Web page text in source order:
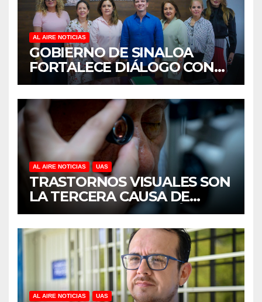
AL AIRE NOTICIAS
GOBIERNO DE SINALOA
FORTALECE DIÁLOGO CON
MUJERES EMPRESARIAS DE
CULIACÁN
AL AIRE NOTICIAS UAS
TRASTORNOS VISUALES SON
LA TERCERA CAUSA DE
DISCAPACIDAD EN MÉXICO,
REVELA ESTUDIO DEL
CIDOCS DE LA UAS
AL AIRE NOTICIAS UAS